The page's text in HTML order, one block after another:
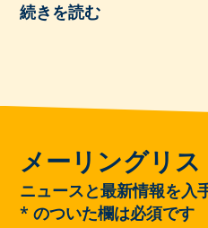
続きを読む
メーリングリス
ニュースと最新情報を入
* のついた欄は必須です